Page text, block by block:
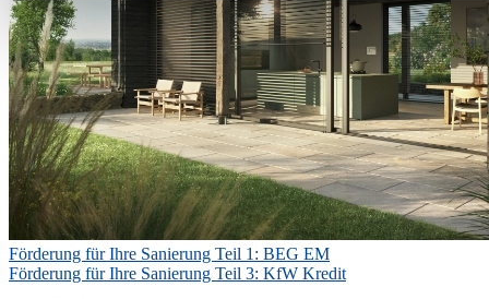
Beitragsnavigation
Vorheriger
Beitrag
Förderung für Ihre Sanierung Teil 1: BEG EM
Nächster
Förderung für Ihre Sanierung Teil 3: KfW Kredit